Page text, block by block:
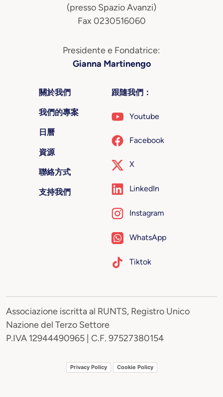
(presso Spazio Avanzi)
Fax 0230516060
Presidente e Fondatrice:
Gianna Martinengo
關於我們
我們的專案
日曆
資源
聯絡方式
支持我們
跟隨我們：
Youtube
Facebook
X
LinkedIn
Instagram
WhatsApp
Tiktok
Associazione iscritta al RUNTS, Registro Unico
Nazione del Terzo Settore
P.IVA 12944490965 | C.F. 97527380154
Privacy Policy Cookie Policy